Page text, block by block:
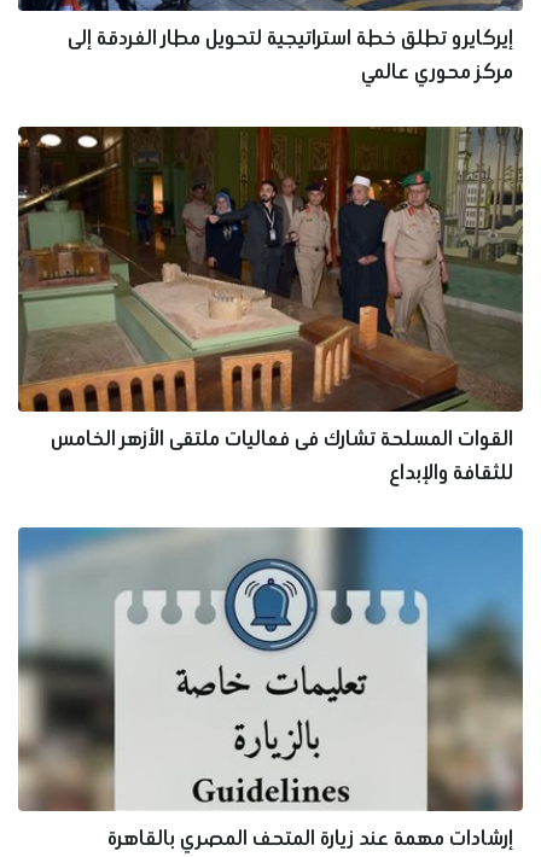
إيركايرو تطلق خطة استراتيجية لتحويل مطار الغردقة إلى
مركز محوري عالمي
القوات المسلحة تشارك فى فعاليات ملتقى الأزهر الخامس
للثقافة والإبداع
إرشادات مهمة عند زيارة المتحف المصري بالقاهرة